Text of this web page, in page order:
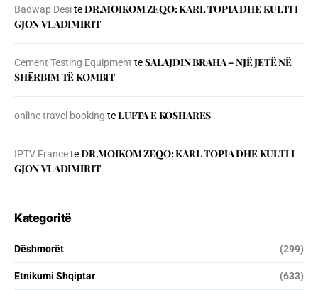
Badwap DesiteDR.MOIKOM ZEQO: KARL TOPIA DHE KULTI I
GJON VLADIMIRIT
Cement Testing Equipment teSALAJDIN BRAHA – NJЁ JETЁ NЁ
SHЁRBIM TЁ KOMBIT
online travel booking teLUFTA E KOSHARES
IPTV FranceteDR.MOIKOM ZEQO: KARL TOPIA DHE KULTI I
GJON VLADIMIRIT
Kategoritë
Dëshmorët (299)
Etnikumi Shqiptar (633)